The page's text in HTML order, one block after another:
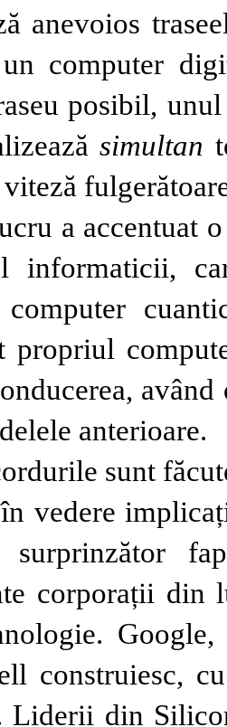
anevoios
computer
posibil,
simultan
a accentuat
informaticii,
computer
propriul
anterioare.
sunt
vedere
surprinzător
corporații din
construiesc,
Liderii din